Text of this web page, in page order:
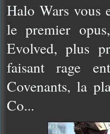
Halo Wars vous
le premier
Evolved, plus
faisant rage
Covenants, la
Co...